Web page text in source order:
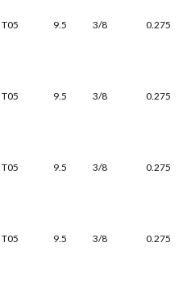
T05 9.5 3/8 0.275
T05 9.5 3/8 0.275
T05 9.5 3/8 0.275
T05 9.5 3/8 0.275